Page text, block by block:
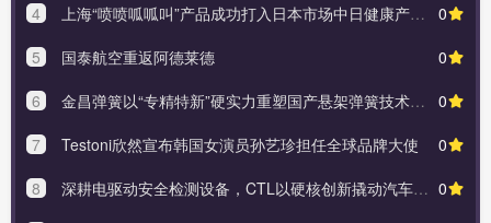
0
4
上海“喷喷呱呱叫”产品成功打入日本市场中日健康产业合作迈出新步伐
0
5
国泰航空重返阿德莱德
0
6
金昌弹簧以“专精特新”硬实力重塑国产悬架弹簧技术高度
0
7
Testoni欣然宣布韩国女演员孙艺珍担任全球品牌大使
0
8
深耕电驱动安全检测设备，CTL以硬核创新撬动汽车智造新蓝海